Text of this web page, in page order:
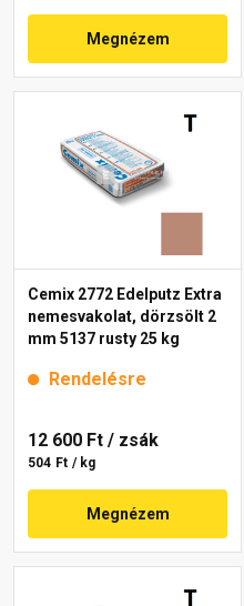
Megnézem
Cemix 2772 Edelputz Extra
nemesvakolat, dörzsölt 2
mm 5137 rusty 25 kg
Rendelésre
12 600 Ft / zsák
504 Ft / kg
Megnézem